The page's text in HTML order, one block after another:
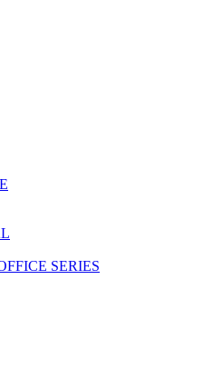
SERIES